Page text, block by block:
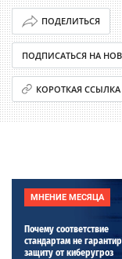
ПОДЕЛИТЬСЯ
ПОДПИСАТЬСЯ НА
КОРОТКАЯ ССЫЛКА
МНЕНИЕ МЕСЯЦА
Почему соответствие
стандартам не
защиту от киберугроз